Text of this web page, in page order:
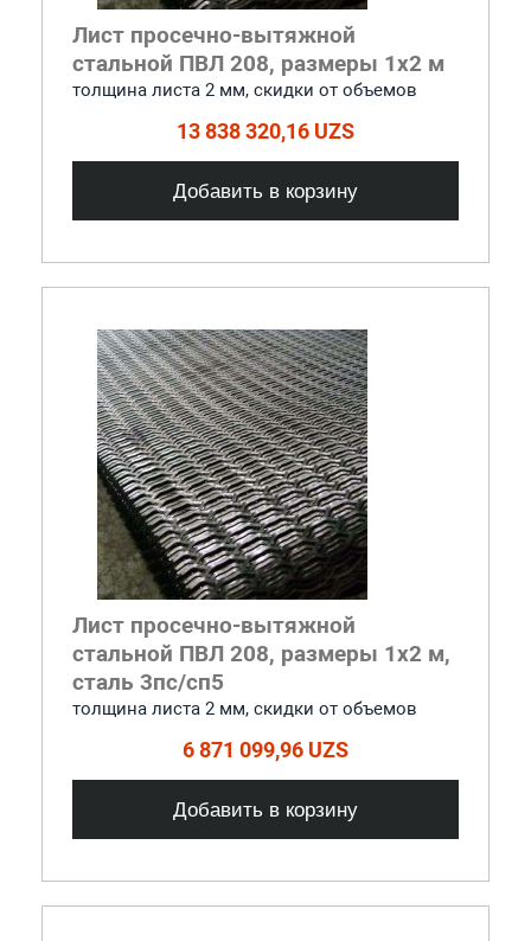
Лист просечно-вытяжной
стальной ПВЛ 208, размеры 1x2 м
толщина листа 2 мм, cкидки от объемов
13 838 320,16 UZS
Добавить в корзину
Лист просечно-вытяжной
стальной ПВЛ 208, размеры 1x2 м,
сталь 3пс/сп5
толщина листа 2 мм, cкидки от объемов
6 871 099,96 UZS
Добавить в корзину